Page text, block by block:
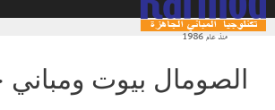
الصومال بيوت ومباني